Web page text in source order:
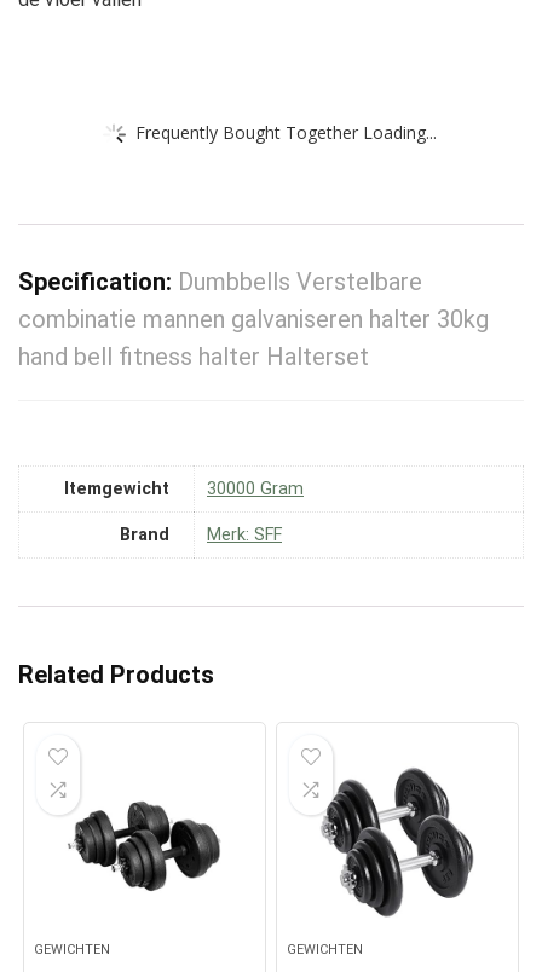
Frequently Bought Together Loading...
Specification: Dumbbells Verstelbare
combinatie mannen galvaniseren halter 30kg
hand bell fitness halter Halterset
Itemgewicht ‎30000 Gram
Brand Merk: SFF
Related Products
GEWICHTEN GEWICHTEN